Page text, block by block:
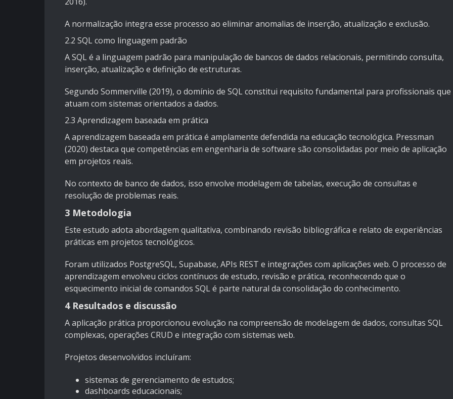
A normalização integra esse processo ao eliminar anomalias de inserção, atualização e exclusão.
2.2 SQL como linguagem padrão
A SQL é a linguagem padrão para manipulação de bancos de dados relacionais, permitindo consulta,
inserção, atualização e definição de estruturas.
Segundo Sommerville (2019), o domínio de SQL constitui requisito fundamental para profissionais que
atuam com sistemas orientados a dados.
2.3 Aprendizagem baseada em prática
A aprendizagem baseada em prática é amplamente defendida na educação tecnológica. Pressman
(2020) destaca que competências em engenharia de software são consolidadas por meio de aplicação
em projetos reais.
No contexto de banco de dados, isso envolve modelagem de tabelas, execução de consultas e
resolução de problemas reais.
3 Metodologia
Este estudo adota abordagem qualitativa, combinando revisão bibliográfica e relato de experiências
práticas em projetos tecnológicos.
Foram utilizados PostgreSQL, Supabase, APIs REST e integrações com aplicações web. O processo de
aprendizagem envolveu ciclos contínuos de estudo, revisão e prática, reconhecendo que o
esquecimento inicial de comandos SQL é parte natural da consolidação do conhecimento.
4 Resultados e discussão
A aplicação prática proporcionou evolução na compreensão de modelagem de dados, consultas SQL
complexas, operações CRUD e integração com sistemas web.
Projetos desenvolvidos incluíram:
sistemas de gerenciamento de estudos;
dashboards educacionais;